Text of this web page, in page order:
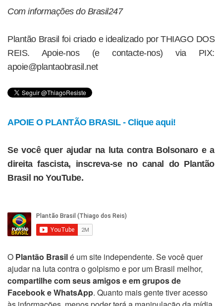
Com informações do Brasil247
Plantão Brasil foi criado e idealizado por THIAGO DOS
REIS. Apoie-nos (e contacte-nos) via PIX:
apoie@plantaobrasil.net
APOIE O PLANTÃO BRASIL - Clique aqui!
Se você quer ajudar na luta contra Bolsonaro e a
direita fascista, inscreva-se no canal do Plantão
Brasil no YouTube.
O Plantão Brasilé um site independente. Se você quer
ajudar na luta contra o golpismo e por um Brasil melhor,
compartilhe com seus amigos e em grupos de
Facebook e WhatsApp. Quanto mais gente tiver acesso